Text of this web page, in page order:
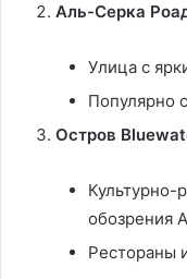
Аль-Серка
Улица с
Популярно
Остров
Культурно-
обозрения
Рестораны